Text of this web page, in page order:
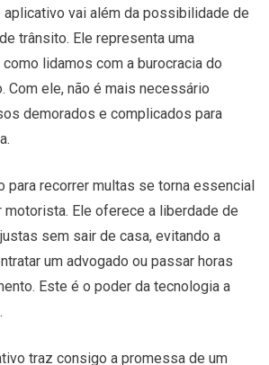
vai além da possibilidade de
trânsito. Ele representa uma
lidamos com a burocracia do
Com ele, não é mais necessário
demorados e complicados para
para recorrer multas se torna essencial
motorista. Ele oferece a liberdade de
sem sair de casa, evitando a
um advogado ou passar horas
Este é o poder da tecnologia a
traz consigo a promessa de um